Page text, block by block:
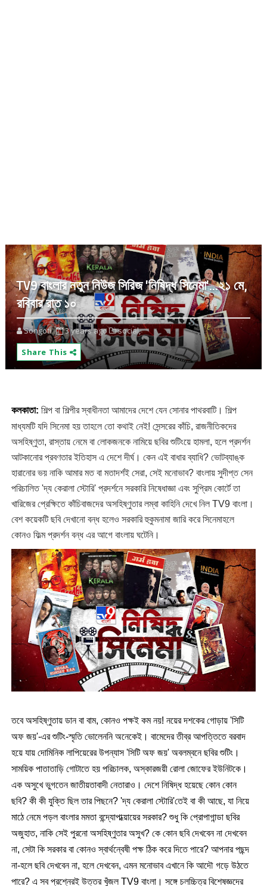
TV9 বাংলার নতুন নিউজ সিরিজ 'নিষিদ্ধ সিনেমা'...২১ মে,
রবিবার রাত ১০
Songoti 3 years ago
social,
Share This
কলকাতা: শিল্প বা শিল্পীর স্বাধীনতা আমাদের দেশে যেন সোনার পাথরবাটি। শিল্প
মাধ্যমটি যদি সিনেমা হয় তাহলে তো কথাই নেই! সেন্সরের কাঁচি, রাজনীতিকদের
অসহিষ্ণুতা, রাস্তায় নেমে বা লোকজনকে নামিয়ে ছবির শুটিংয়ে হামলা, হলে প্রদর্শন
আটকানোর প্রবণতার ইতিহাস এ দেশে দীর্ঘ। কেন এই বাধার ব্যাধি? ভোটব্যাঙ্ক
হারানোর ভয় নাকি আমার মত বা মতাদর্শই সেরা, সেই মনোভাব? বাংলায় সুদীপ্ত সেন
পরিচালিত'দ্য কেরালা স্টোরি' প্রদর্শনে সরকারি নিষেধাজ্ঞা এবং সুপ্রিম কোর্টে তা
খারিজের প্রেক্ষিতে কাঁচিবাজদের অসহিষ্ণুতার লম্বা কাহিনি দেখে নিল TV9 বাংলা।
বেশ কয়েকটি ছবি দেখানো বন্ধ হলেও সরকারি হুকুমনামা জারি করে সিনেমাহলে
কোনও ফিল্ম প্রদর্শন বন্ধ এর আগে বাংলায় ঘটেনি।
তবে অসহিষ্ণুতায় ডান বা বাম, কোনও পক্ষই কম নয়! নয়ের দশকের গোড়ায় 'সিটি
অফ জয়'-এর শুটিং-স্মৃতি ভোলেননি অনেকেই। বামেদের তীব্র আপত্তিতে বরবাদ
হয়ে যায় দোমিনিক লাপিয়েরের উপন্যাস'সিটি অফ জয়' অবলম্বনে ছবির শুটিং।
সাময়িক পাতাতাড়ি গোটাতে হয় পরিচালক, অস্কারজয়ী রোলা জোফের ইউনিটকে।
এক অসুখে ভুগতেন জাতীয়তাবাদী নেতারাও। দেশে নিষিদ্ধ হয়েছে কোন কোন
ছবি? কী কী যুক্তি ছিল তার পিছনে? 'দ্য কেরালা স্টোরি'তেই বা কী আছে, যা নিয়ে
মাঠে নেমে পড়ল বাংলার মমতা বন্দ্যোপাধ্য়ায়ের সরকার?শুধু কি প্রোপাগান্ডা ছবির
অজুহাত, নাকি সেই পুরনো অসহিষ্ণুতার অসুখ? কে কোন ছবি দেখবেন না দেখবেন
না, সেটা কি সরকার বা কোনও স্বার্থন্বেষী পক্ষ ঠিক করে দিতে পারে? আপনার পছন্দ
না-হলে ছবি দেখবেন না, হলে দেখবেন, এমন মনোভাব এখানে কি আদৌ গড়ে উঠতে
পারে? এ সব প্রশ্নেরই উত্তর খুঁজলTV9 বাংলা। সঙ্গে চলচ্চিত্র বিশেষজ্ঞদের